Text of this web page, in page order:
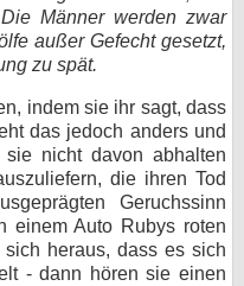
Männer werden zwar
außer Gefecht gesetzt,
zu spät.
indem sie ihr sagt, dass
das jedoch anders und
nicht davon abhalten
die ihren Tod
Geruchssinn
einem Auto Rubys roten
heraus, dass es sich
- dann hören sie einen